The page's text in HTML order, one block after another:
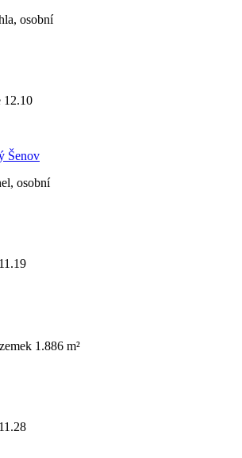
osobní
12.10
Šenov
osobní
1.886 m²